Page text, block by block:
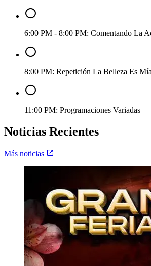
6:00 PM - 8:00 PM: Comentando La
8:00 PM: Repetición La Belleza Es Mía
11:00 PM: Programaciones Variadas
Noticias Recientes
Más noticias